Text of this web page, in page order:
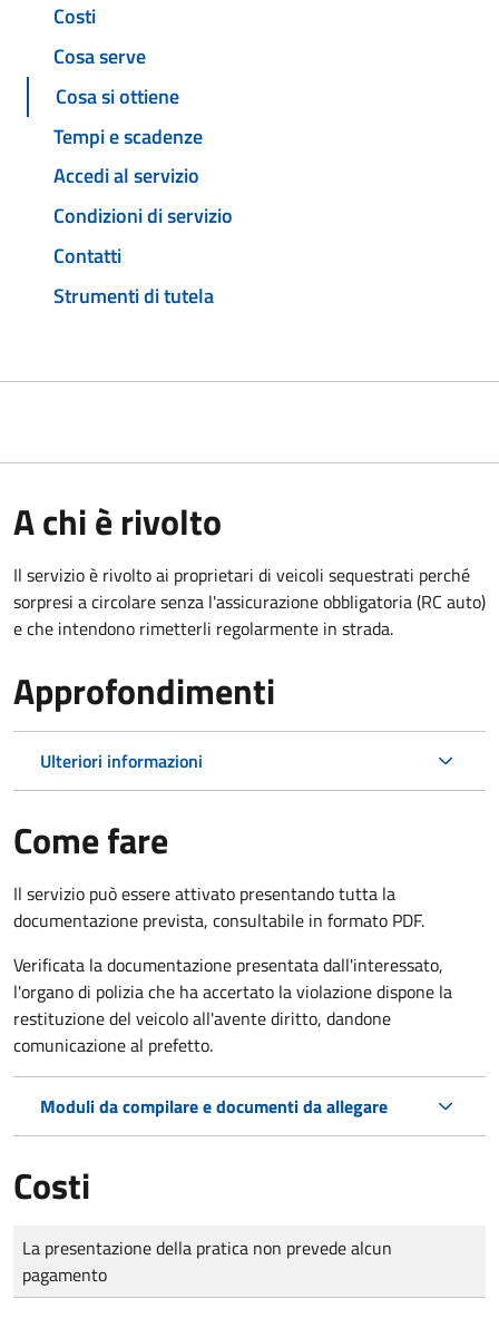
Costi
Cosa serve
Cosa si ottiene
Tempi e scadenze
Accedi al servizio
Condizioni di servizio
Contatti
Strumenti di tutela
A chi è rivolto
Il servizio è rivolto ai proprietari di veicoli sequestrati perché
sorpresi a circolare senza l'assicurazione obbligatoria (RC auto)
e che intendono rimetterli regolarmente in strada.
Approfondimenti
Ulteriori informazioni
Come fare
Il servizio può essere attivato presentando tutta la
documentazione prevista, consultabile in formato PDF.
Verificata la documentazione presentata dall'interessato,
l'organo di polizia che ha accertato la violazione dispone la
restituzione del veicolo all'avente diritto, dandone
comunicazione al prefetto.
Moduli da compilare e documenti da allegare
Costi
Tipo di pagamento
Importo
La presentazione della pratica non prevede alcun
pagamento